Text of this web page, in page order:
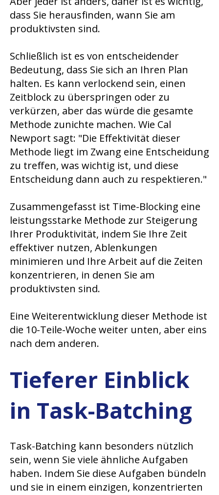
dass Sie herausfinden, wann Sie am
produktivsten sind.
Schließlich ist es von entscheidender
Bedeutung, dass Sie sich an Ihren Plan
halten. Es kann verlockend sein, einen
Zeitblock zu überspringen oder zu
verkürzen, aber das würde die gesamte
Methode zunichte machen. Wie Cal
Newport sagt: "Die Effektivität dieser
Methode liegt im Zwang eine Entscheidung
zu treffen, was wichtig ist, und diese
Entscheidung dann auch zu respektieren."
Zusammengefasst ist Time-Blocking eine
leistungsstarke Methode zur Steigerung
Ihrer Produktivität, indem Sie Ihre Zeit
effektiver nutzen, Ablenkungen
minimieren und Ihre Arbeit auf die Zeiten
konzentrieren, in denen Sie am
produktivsten sind.
Eine Weiterentwicklung dieser Methode ist
die 10-Teile-Woche weiter unten, aber eins
nach dem anderen.
Tieferer Einblick
in Task-Batching
Task-Batching kann besonders nützlich
sein, wenn Sie viele ähnliche Aufgaben
haben. Indem Sie diese Aufgaben bündeln
und sie in einem einzigen, konzentrierten